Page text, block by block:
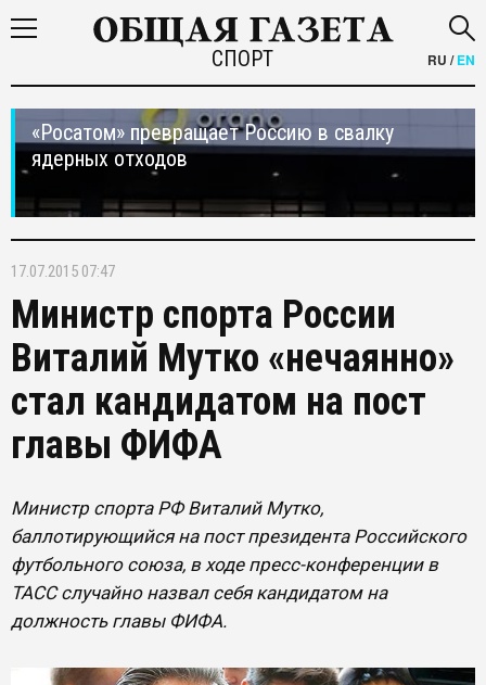
СПОРТ RU /EN
«Росатом» превращает Россию в свалку
ядерных отходов
17.07.2015 07:47
Министр спорта России
Виталий Мутко «нечаянно»
стал кандидатом на пост
главы ФИФА
Министр спорта РФ Виталий Мутко,
баллотирующийся на пост президента Российского
футбольного союза, в ходе пресс-конференции в
ТАСС случайно назвал себя кандидатом на
должность главы ФИФА.